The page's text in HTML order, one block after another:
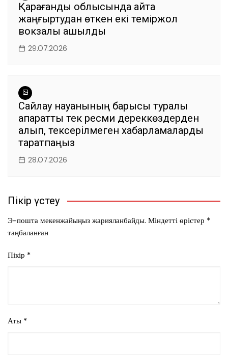
Қарағанды облысында қайта
жаңғыртудан өткен екі теміржол
вокзалы ашылды
29.07.2026
Сайлау науқанының барысы туралы
ақпаратты тек ресми дереккөздерден
алып, тексерілмеген хабарламаларды
таратпаңыз
28.07.2026
Пікір үстеу
Э-пошта мекенжайыңыз жарияланбайды. Міндетті өрістер *
таңбаланған
Пікір *
Аты *